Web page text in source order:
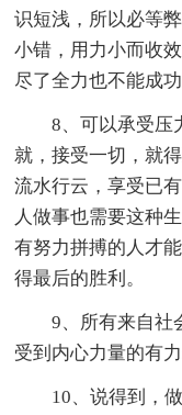
识短浅，所以必等
小错，用力小而收
尽了全力也不能成功
8、可以承受压力
就，接受一切，就
流水行云，享受已
人做事也需要这种
有努力拼搏的人才
得最后的胜利。
9、所有来自社会
受到内心力量的有
10、说得到，做